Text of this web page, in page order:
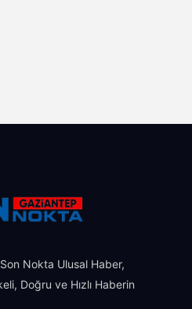
Nokta Ulusal Haber,
Doğru ve Hızlı Haberin